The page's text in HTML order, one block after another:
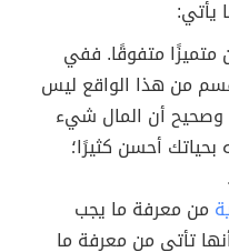
يأتي:
متفوقًا. ففي
من هذا الواقع ليس
وصحيح أن المال شيء
أحسن كثيرًا؛
من معرفة ما يجب
تأتي من معرفة ما